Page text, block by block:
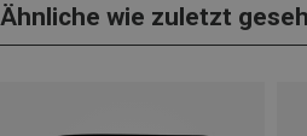
Ähnliche wie zuletzt